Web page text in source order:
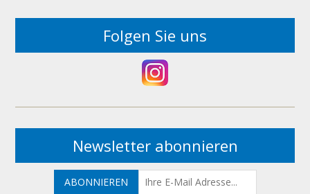
Folgen Sie uns
Newsletter abonnieren